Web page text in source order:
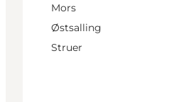
Mors
Østsalling
Struer